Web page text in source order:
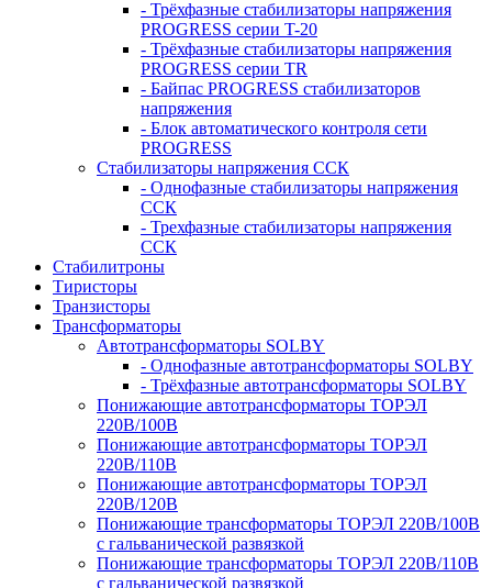
- Трёхфазные стабилизаторы напряжения
PROGRESS серии T-20
- Трёхфазные стабилизаторы напряжения
PROGRESS серии TR
- Байпас PROGRESS стабилизаторов
напряжения
- Блок автоматического контроля сети
PROGRESS
Стабилизаторы напряжения ССК
- Однофазные стабилизаторы напряжения
ССК
- Трехфазные стабилизаторы напряжения
ССК
Стабилитроны
Тиристоры
Транзисторы
Трансформаторы
Автотрансформаторы SOLBY
- Однофазные автотрансформаторы SOLBY
- Трёхфазные автотрансформаторы SOLBY
Понижающие автотрансформаторы ТОРЭЛ
220В/100В
Понижающие автотрансформаторы ТОРЭЛ
220В/110В
Понижающие автотрансформаторы ТОРЭЛ
220В/120В
Понижающие трансформаторы ТОРЭЛ 220В/100В
с гальванической развязкой
Понижающие трансформаторы ТОРЭЛ 220В/110В
с гальванической развязкой